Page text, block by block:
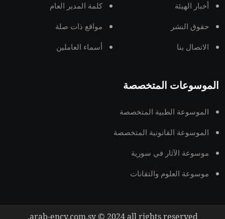
أخبار الهيئة كلمة المدير العام
حقوق النشر مواقع ذات صلة
الاتصال بنا أسماء العاملين
الموسوعات المتخصصة
الموسوعة الطبية المتخصصة
الموسوعة القانونية المتخصصة
موسوعة الآثار في سورية
موسوعة العلوم والتقانات
arab-ency.com.sy © 2024 all rights reserved.